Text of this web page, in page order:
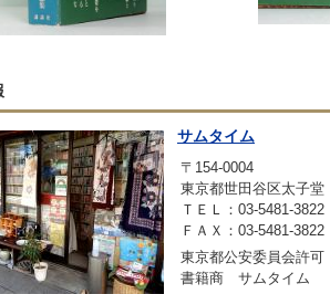
サムタイム
〒154-0004
東京都世田谷区太子
ＴＥＬ：03-5481-3822
ＦＡＸ：03-5481-3822
東京都公安委員会許
書籍商 サムタイム